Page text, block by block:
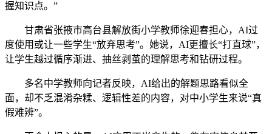
握知识点。”
甘肃省张掖市高台县解放街小学教师徐迎春担心，AI过
度使用或让一些学生“放弃思考”。她说，AI更擅长“打直球”，
让学生越过循序渐进、抽丝剥茧的理解思考和钻研过程。
多名中学教师向记者反映，AI给出的解题思路看似全
面，却不乏混淆杂糅、逻辑性差的内容，对中小学生来说“真
假难辨”。